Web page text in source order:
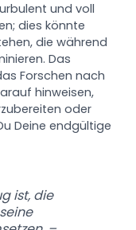
und voll
dies könnte
die während
Das
Forschen nach
hinweisen,
oder
Deine endgültige
ist, die